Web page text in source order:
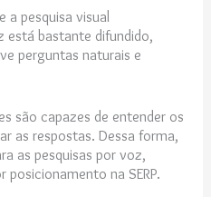
a pesquisa visual
está bastante difundido,
perguntas naturais e
são capazes de entender os
as respostas. Dessa forma,
as pesquisas por voz,
na SERP.